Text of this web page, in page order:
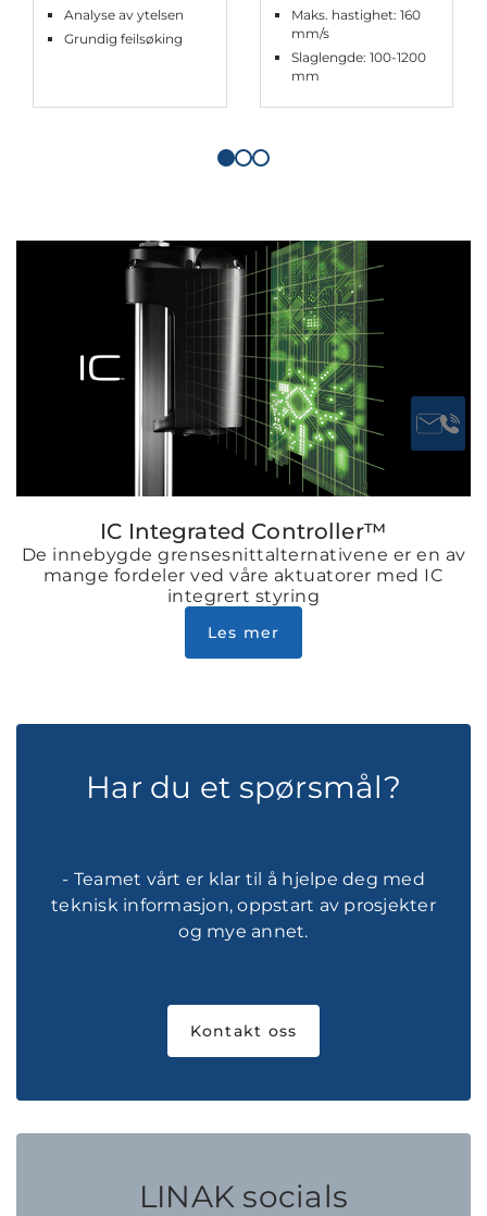
Analyse av ytelsen
Grundig feilsøking
Maks. hastighet: 160
mm/s
Slaglengde: 100-1200
mm
IC Integrated Controller™
De innebygde grensesnittalternativene er en av
mange fordeler ved våre aktuatorer med IC
integrert styring
Les mer
Har du et spørsmål?
- Teamet vårt er klar til å hjelpe deg med
teknisk informasjon, oppstart av prosjekter
og mye annet.
Kontakt oss
LINAK socials